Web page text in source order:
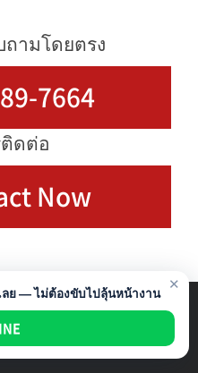
ามโดยตรง
7664
ดต่อ
Now
✕
ลย — ไม่ต้องขับไปลุ้นหน้างาน
(THAILAND) CO.,LTD